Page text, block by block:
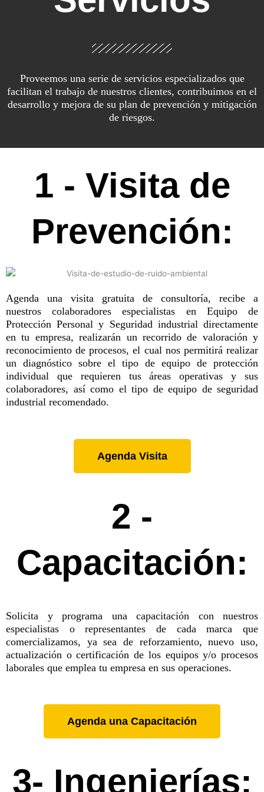
Proveemos una serie de servicios especializados que
facilitan el trabajo de nuestros clientes, contribuimos en el
desarrollo y mejora de su plan de prevención y mitigación
de riesgos.
1 - Visita de
Prevención:
Agenda una visita gratuita de consultoría, recibe a
nuestros colaboradores especialistas en Equipo de
Protección Personal y Seguridad industrial directamente
en tu empresa, realizarán un recorrido de valoración y
reconocimiento de procesos, el cual nos permitirá realizar
un diagnóstico sobre el tipo de equipo de protección
individual que requieren tus áreas operativas y sus
colaboradores, así como el tipo de equipo de seguridad
industrial recomendado.
Agenda Visita
2 -
Capacitación:
Solicita y programa una capacitación con nuestros
especialistas o representantes de cada marca que
comercializamos, ya sea de reforzamiento, nuevo uso,
actualización o certificación de los equipos y/o procesos
laborales que emplea tu empresa en sus operaciones.
Agenda una Capacitación
3- Ingenierías: